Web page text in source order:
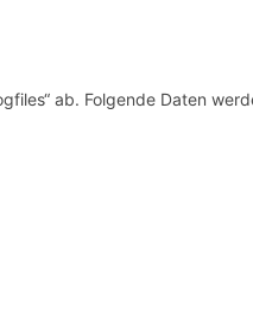
ab. Folgende Daten